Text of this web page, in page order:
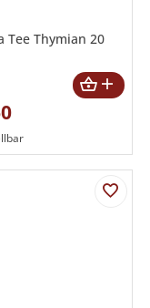
Tee Thymian 20